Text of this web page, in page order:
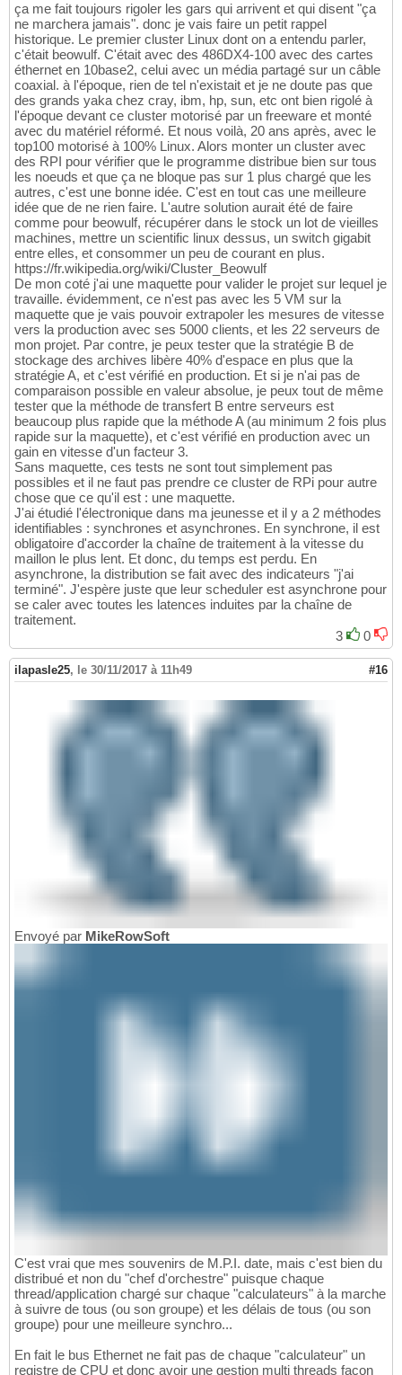
ça me fait toujours rigoler les gars qui arrivent et qui disent "ça
ne marchera jamais". donc je vais faire un petit rappel
historique. Le premier cluster Linux dont on a entendu parler,
c'était beowulf. C'était avec des 486DX4-100 avec des cartes
éthernet en 10base2, celui avec un média partagé sur un câble
coaxial. à l'époque, rien de tel n'existait et je ne doute pas que
des grands yaka chez cray, ibm, hp, sun, etc ont bien rigolé à
l'époque devant ce cluster motorisé par un freeware et monté
avec du matériel réformé. Et nous voilà, 20 ans après, avec le
top100 motorisé à 100% Linux. Alors monter un cluster avec
des RPI pour vérifier que le programme distribue bien sur tous
les noeuds et que ça ne bloque pas sur 1 plus chargé que les
autres, c'est une bonne idée. C'est en tout cas une meilleure
idée que de ne rien faire. L'autre solution aurait été de faire
comme pour beowulf, récupérer dans le stock un lot de vieilles
machines, mettre un scientific linux dessus, un switch gigabit
entre elles, et consommer un peu de courant en plus.
https://fr.wikipedia.org/wiki/Cluster_Beowulf
De mon coté j'ai une maquette pour valider le projet sur lequel je
travaille. évidemment, ce n'est pas avec les 5 VM sur la
maquette que je vais pouvoir extrapoler les mesures de vitesse
vers la production avec ses 5000 clients, et les 22 serveurs de
mon projet. Par contre, je peux tester que la stratégie B de
stockage des archives libère 40% d'espace en plus que la
stratégie A, et c'est vérifié en production. Et si je n'ai pas de
comparaison possible en valeur absolue, je peux tout de même
tester que la méthode de transfert B entre serveurs est
beaucoup plus rapide que la méthode A (au minimum 2 fois plus
rapide sur la maquette), et c'est vérifié en production avec un
gain en vitesse d'un facteur 3.
Sans maquette, ces tests ne sont tout simplement pas
possibles et il ne faut pas prendre ce cluster de RPi pour autre
chose que ce qu'il est : une maquette.
J'ai étudié l'électronique dans ma jeunesse et il y a 2 méthodes
identifiables : synchrones et asynchrones. En synchrone, il est
obligatoire d'accorder la chaîne de traitement à la vitesse du
maillon le plus lent. Et donc, du temps est perdu. En
asynchrone, la distribution se fait avec des indicateurs "j'ai
terminé". J'espère juste que leur scheduler est asynchrone pour
se caler avec toutes les latences induites par la chaîne de
traitement.
3
0
ilapasle25, le 30/11/2017 à 11h49 #16
Envoyé par MikeRowSoft
C'est vrai que mes souvenirs de M.P.I. date, mais c'est bien du
distribué et non du "chef d'orchestre" puisque chaque
thread/application chargé sur chaque "calculateurs" à la marche
à suivre de tous (ou son groupe) et les délais de tous (ou son
groupe) pour une meilleure synchro...
En fait le bus Ethernet ne fait pas de chaque "calculateur" un
registre de CPU et donc avoir une gestion multi threads façon